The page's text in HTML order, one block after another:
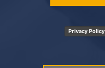
Privacy Policy